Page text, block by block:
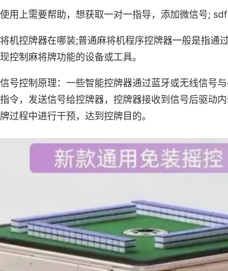
用上需要帮助，想获取一对一指导，添加微信号;
机控牌器在哪装;普通麻将机程序控牌器一般是指通
控制麻将牌功能的设备或工具。
号控制原理：一些智能控牌器通过蓝牙或无线信号
令，发送信号给控牌器，控牌器接收到信号后驱动
过程中进行干预，达到控牌目的。